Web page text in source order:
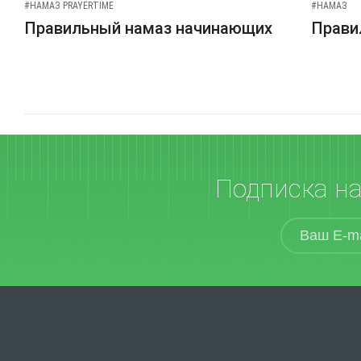
#НАМАЗ PRAYERTIME
Правильный намаз начинающих
#НАМАЗ
Подписка